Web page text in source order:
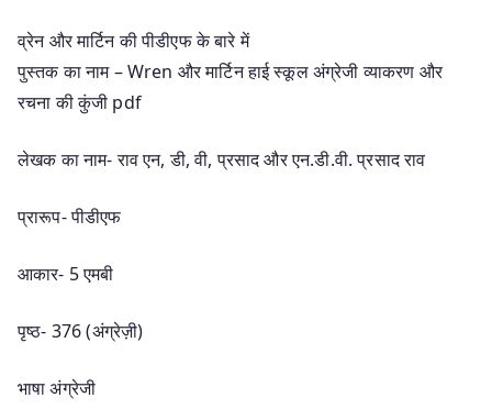
व्रेन और मार्टिन की पीडीएफ के बारे में
पुस्तक का नाम – Wren और मार्टिन हाई स्कूल अंग्रेजी व्याकरण और
रचना की कुंजी pdf
लेखक का नाम- राव एन, डी, वी, प्रसाद और एन.डी.वी. प्रसाद राव
प्रारूप- पीडीएफ
आकार- 5 एमबी
पृष्ठ- 376 (अंग्रेज़ी)
भाषा अंग्रेजी